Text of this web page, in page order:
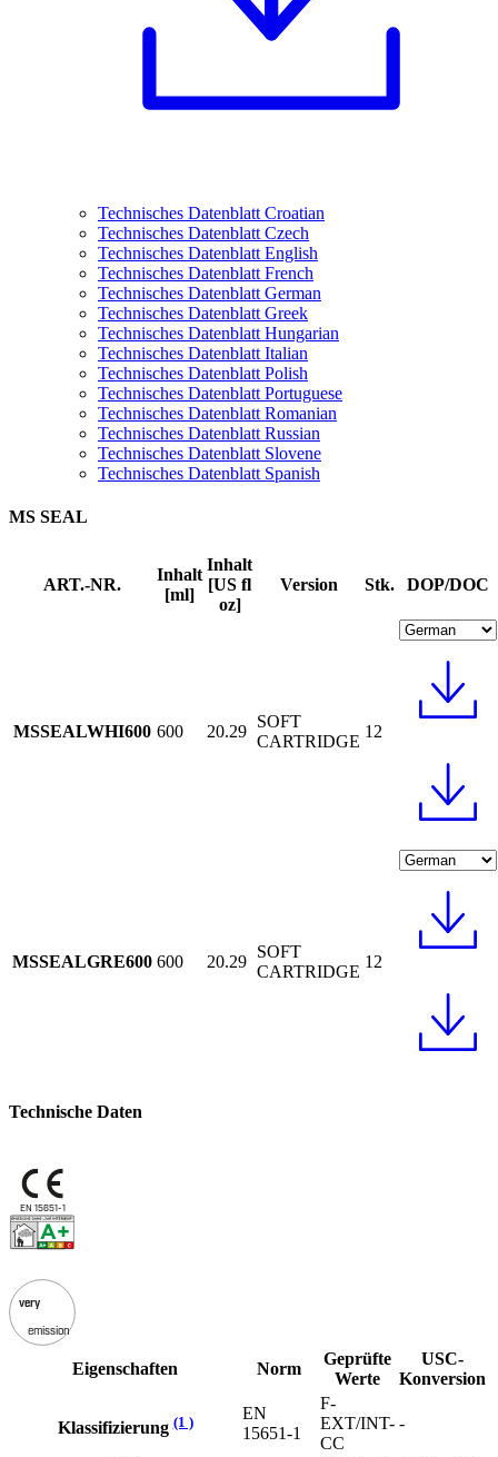
Technisches Datenblatt Croatian
Technisches Datenblatt Czech
Technisches Datenblatt English
Technisches Datenblatt French
Technisches Datenblatt German
Technisches Datenblatt Greek
Technisches Datenblatt Hungarian
Technisches Datenblatt Italian
Technisches Datenblatt Polish
Technisches Datenblatt Portuguese
Technisches Datenblatt Romanian
Technisches Datenblatt Russian
Technisches Datenblatt Slovene
Technisches Datenblatt Spanish
MS SEAL
ART.-NR.
Inhalt
[ml]
Inhalt
[US fl
oz]
Version Stk. DOP/DOC
MSSEALWHI600 600 20.29
SOFT
CARTRIDGE
12
MSSEALGRE600 600 20.29
SOFT
CARTRIDGE
12
Technische Daten
EN 15651-1
very
emission
Eigenschaften Norm
Geprüfte
Werte
USC-
Konversion
Klassifizierung(1 )
EN
15651-1
F-
EXT/INT-
CC
-